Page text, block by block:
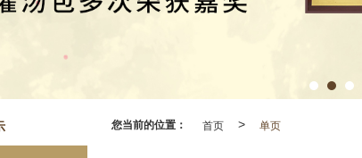
您当前的位置： 首页 > 单页